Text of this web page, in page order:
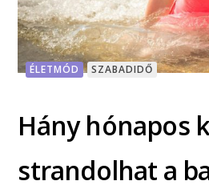
ÉLETMÓD SZABADIDŐ
Hány hónapos
strandolhat a